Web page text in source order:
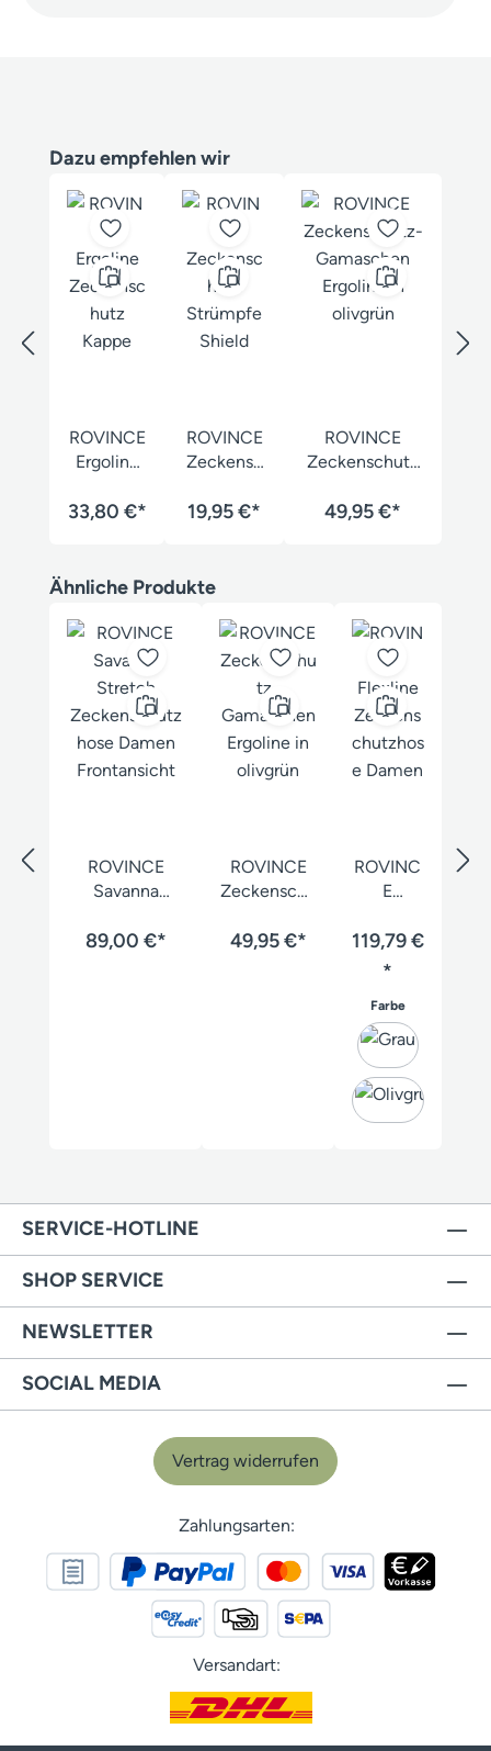
Produktgalerie überspringen
Dazu empfehlen wir
ROVINCE
Ergoline
hutz
33,80 €*
ROVINCE
Zeckensc
Strümpfe
19,95 €*
ROVINCE
Zeckenschutz
Ergoline
49,95 €*
Produktgalerie überspringen
Ähnliche Produkte
ROVINCE
Savanna
Zeckenschutz
89,00 €*
ROVINCE
Zeckenschu
Gamaschen
49,95 €*
ROVINC
E
Zeckens
chutzhos
119,79 €
*
Farbeauswählen
SERVICE-HOTLINE
SHOP SERVICE
NEWSLETTER
SOCIAL MEDIA
Vertrag widerrufen
Zahlungsarten:
Versandart: